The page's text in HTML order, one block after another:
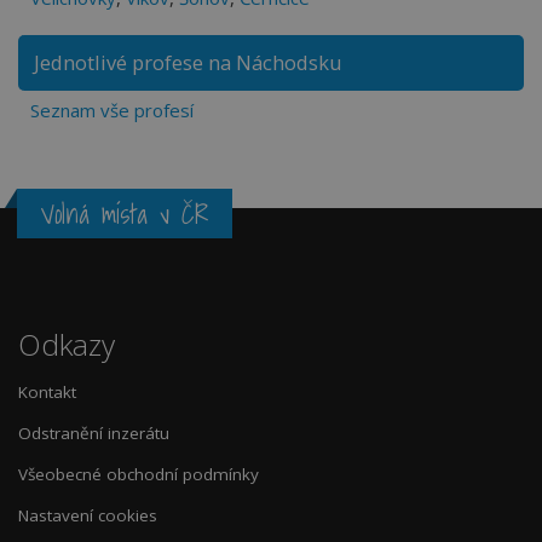
Jednotlivé profese na Náchodsku
Seznam vše profesí
Volná místa v ČR
Odkazy
Kontakt
Odstranění inzerátu
Všeobecné obchodní podmínky
Nastavení cookies